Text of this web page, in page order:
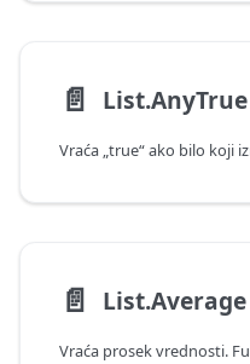
📄️ List.AnyTrue
Vraća „true“ ako bilo koji
📄️ List.Average